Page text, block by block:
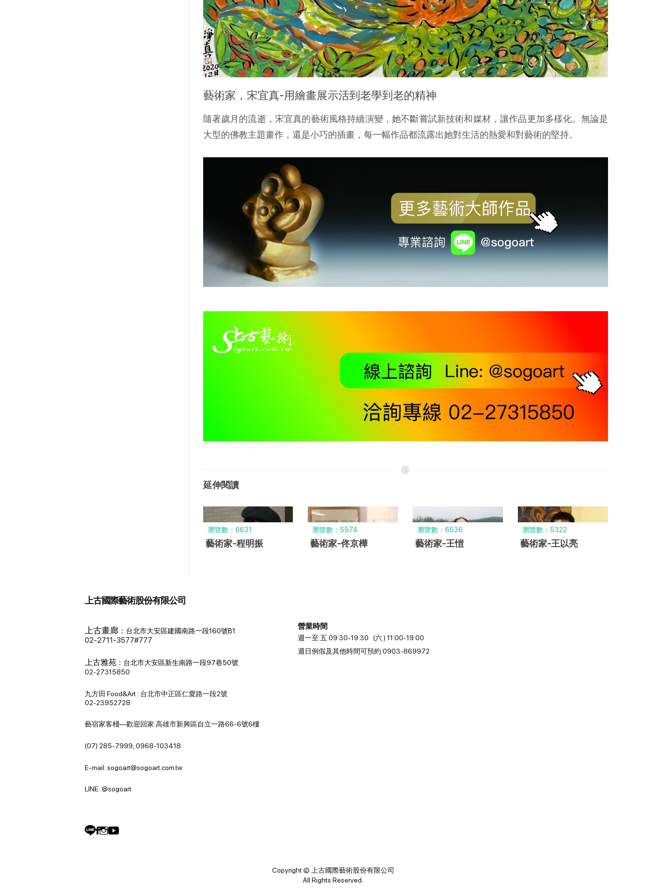
藝術家，宋宜真-用繪畫展示活到老學到老的精神
隨著歲月的流逝，宋宜真的藝術風格持續演變，她不斷嘗試新技術和媒材，讓作品更加多樣化。無論是
大型的佛教主題畫作，還是小巧的插畫，每一幅作品都流露出她對生活的熱愛和對藝術的堅持。
延伸閱讀
瀏覽數：6631
藝術家-程明振
瀏覽數：5574
藝術家-佟京樺
瀏覽數：6536
藝術家-王愷
瀏覽數：5322
藝術家-王以亮
上古國際藝術股份有限公司
上古畫廊 ： 台北市大安區建國南路一段160號B1
02-2711-3577#777
上古雅苑 ： 台北市大安區新生南路一段97巷50號
02-27315850
九方田 Food&Art : 台北市中正區仁愛路一段2號
02-23952728
藝宿家客棧—歡迎回家:高雄市新興區自立一路66-6號6樓
(07) 285-7999, 0968-103418
E-mail: sogoart@sogoart.com.tw
LINE: @sogoart
營業時間
週一至 五 09:30-19:30 (六 ) 11:00-19:00
週日例假及其他時間可預約 0903-869972
Copyright © 上古國際藝術股份有限公司
All Rights Reserved.